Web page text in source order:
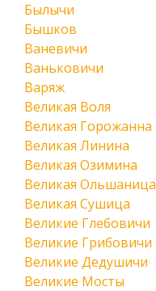
Былычи
Бышков
Ваневичи
Ваньковичи
Варяж
Великая Воля
Великая Горожанна
Великая Линина
Великая Озимина
Великая Ольшаница
Великая Сушица
Великие Глебовичи
Великие Грибовичи
Великие Дедушичи
Великие Мосты